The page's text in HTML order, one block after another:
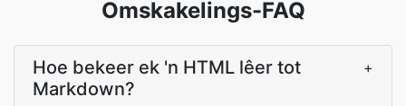
Omskakelings-FAQ
Hoe bekeer ek 'n HTML lêer tot
Markdown?
+